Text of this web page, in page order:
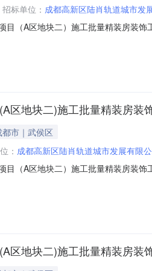
招标单位： 成都高新区陆肖轨道城市发
目（A区地块二）施工批量精装房装
电话028-68174909招标人成都高新区
区地块二)施工批量精装房装
市｜武侯区
： 成都高新区陆肖轨道城市发展有限
目（A区地块二）施工批量精装房装
市发展有限公司,中国五冶集团有限公
区地块二)施工批量精装房装